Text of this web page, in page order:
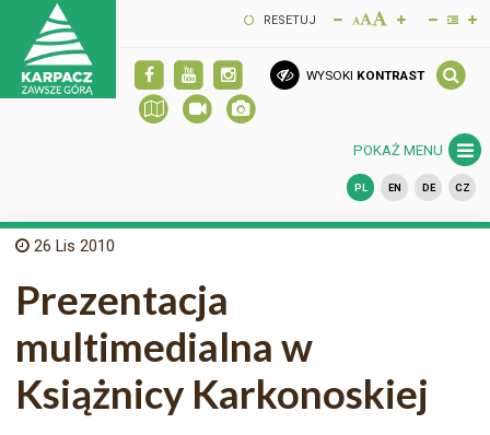
RESETUJ
WYSOKI KONTRAST
POKAŻ MENU
PL EN DE CZ
26 Lis 2010
Prezentacja
multimedialna w
Książnicy Karkonoskiej